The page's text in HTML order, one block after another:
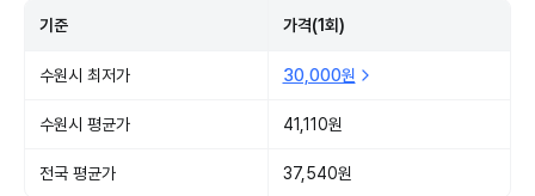
기준 가격(1회)
수원시 최저가 30,000원
수원시 평균가 41,110원
전국 평균가 37,540원